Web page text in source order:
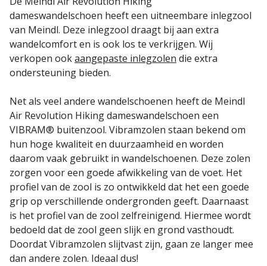
dameswandelschoen heeft een uitneembare inlegzool
van Meindl. Deze inlegzool draagt bij aan extra
wandelcomfort en is ook los te verkrijgen. Wij
verkopen ookaangepaste inlegzolen die extra
ondersteuning bieden.
Net als veel andere wandelschoenen heeft de Meindl
Air Revolution Hiking dameswandelschoen een
VIBRAM® buitenzool. Vibramzolen staan bekend om
hun hoge kwaliteit en duurzaamheid en worden
daarom vaak gebruikt in wandelschoenen. Deze zolen
zorgen voor een goede afwikkeling van de voet. Het
profiel van de zool is zo ontwikkeld dat het een goede
grip op verschillende ondergronden geeft. Daarnaast
is het profiel van de zool zelfreinigend. Hiermee wordt
bedoeld dat de zool geen slijk en grond vasthoudt.
Doordat Vibramzolen slijtvast zijn, gaan ze langer mee
dan andere zolen. Ideaal dus!